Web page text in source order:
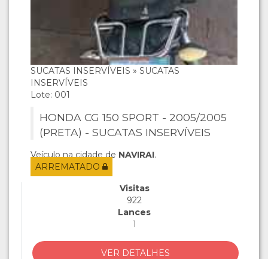
SUCATAS INSERVÍVEIS » SUCATAS
INSERVÍVEIS
Lote: 001
HONDA CG 150 SPORT - 2005/2005
(PRETA) - SUCATAS INSERVÍVEIS
Veículo na cidade de NAVIRAI.
ARREMATADO
Visitas
922
Lances
1
VER DETALHES